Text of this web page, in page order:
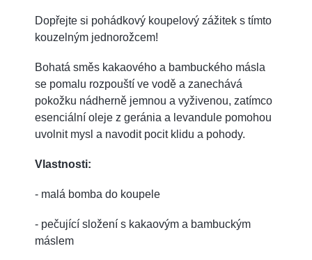
Dopřejte si pohádkový koupelový zážitek s tímto
kouzelným jednorožcem!
Bohatá směs kakaového a bambuckého másla
se pomalu rozpouští ve vodě a zanechává
pokožku nádherně jemnou a vyživenou, zatímco
esenciální oleje z geránia a levandule pomohou
uvolnit mysl a navodit pocit klidu a pohody.
Vlastnosti:
- malá bomba do koupele
- pečující složení s kakaovým a bambuckým
máslem